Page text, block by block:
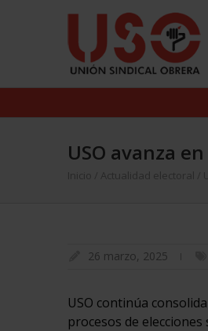
USO avanza
Inicio Actualidad electoral
26 marzo, 2025
USO continúa
procesos de